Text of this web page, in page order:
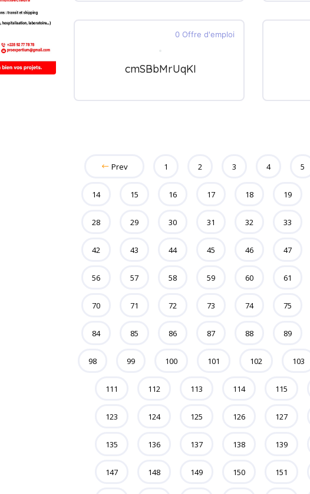
0 Offre d'emploi
cmSBbMrUqKI
Prev 1 2 3 4 5
14 15 16 17 18 19
28 29 30 31 32 33
42 43 44 45 46 47
56 57 58 59 60 61
70 71 72 73 74 75
84 85 86 87 88 89
98 99 100 101 102 103
111 112 113 114 115
123 124 125 126 127
135 136 137 138 139
147 148 149 150 151